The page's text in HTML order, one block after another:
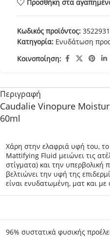
Προσθήκη στα
Κωδικός προϊόντος:
Κατηγορία: Ενυδάτωση
Κοινοποίηση:
Περιγραφή
Caudalie Vinopure
60ml
Χάρη στην ελαφριά υφή του,
Mattifying Fluid μειώνει τις
στίγματα) και την
βελτιώνει την υφή της
είναι ενυδατωμένη, ματ και
96% συστατικά φυσικής